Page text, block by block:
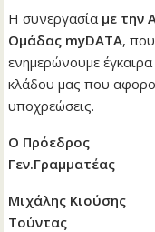
Η συνεργασία με την
Ομάδας myDATA,
ενημερώνουμε
κλάδου μας που
υποχρεώσεις.
Ο
Γεν.Γραμματέας
Μιχάλης
Τούντας